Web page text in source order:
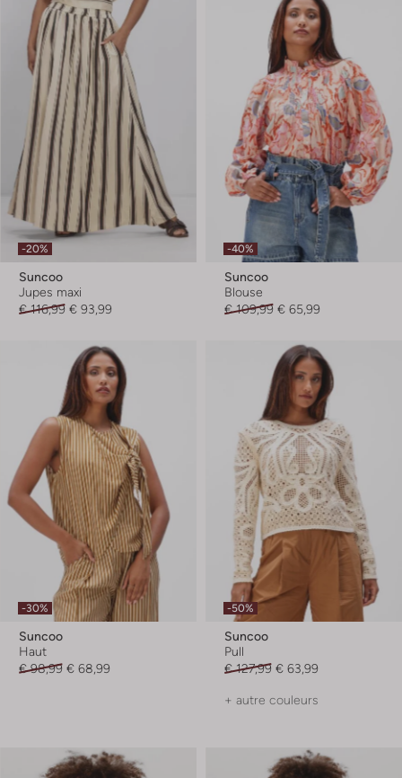
-20%
Suncoo
Jupes maxi
€ 116,99 € 93,99
-40%
Suncoo
Blouse
€ 109,99 € 65,99
-30%
Suncoo
Haut
€ 98,99 € 68,99
-50%
Suncoo
Pull
€ 127,99 € 63,99
+ autre couleurs